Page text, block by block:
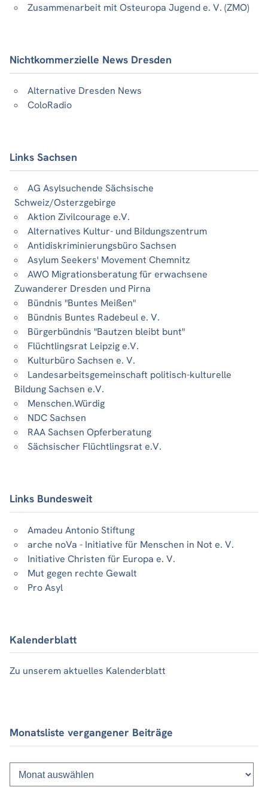
Zusammenarbeit mit Osteuropa Jugend e. V. (ZMO)
Nichtkommerzielle News Dresden
Alternative Dresden News
ColoRadio
Links Sachsen
AG Asylsuchende Sächsische
Schweiz/Osterzgebirge
Aktion Zivilcourage e.V.
Alternatives Kultur- und Bildungszentrum
Antidiskriminierungsbüro Sachsen
Asylum Seekers' Movement Chemnitz
AWO Migrationsberatung für erwachsene
Zuwanderer Dresden und Pirna
Bündnis "Buntes Meißen"
Bündnis Buntes Radebeul e. V.
Bürgerbündnis "Bautzen bleibt bunt"
Flüchtlingsrat Leipzig e.V.
Kulturbüro Sachsen e. V.
Landesarbeitsgemeinschaft politisch-kulturelle
Bildung Sachsen e.V.
Menschen.Würdig
NDC Sachsen
RAA Sachsen Opferberatung
Sächsischer Flüchtlingsrat e.V.
Links Bundesweit
Amadeu Antonio Stiftung
arche noVa - Initiative für Menschen in Not e. V.
Initiative Christen für Europa e. V.
Mut gegen rechte Gewalt
Pro Asyl
Kalenderblatt
Zu unserem aktuelles Kalenderblatt
Monatsliste vergangener Beiträge
Monatsliste
vergangener
Beiträge